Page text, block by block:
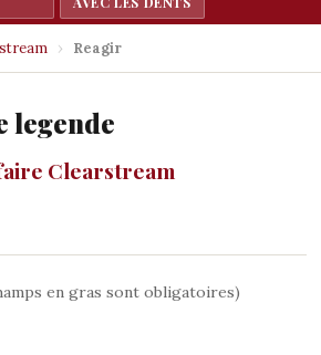
› Reagir
legende
Clearstream
en gras sont obligatoires)